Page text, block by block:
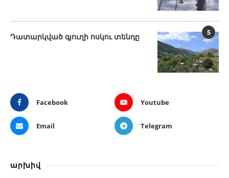
5
Դատարկված գյուղի ոսկու տենդը
Facebook Youtube
Email Telegram
արխիվ